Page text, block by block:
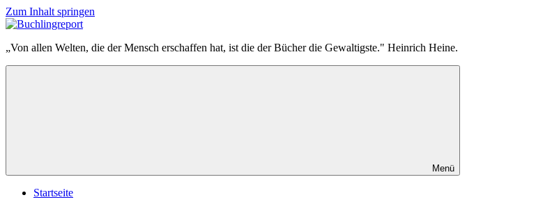
Zum Inhalt springen
Buchlingreport
„Von allen Welten, die der Mensch erschaffen hat, ist die der Bücher die Gewaltigste." Heinrich Heine.
Menü
Startseite